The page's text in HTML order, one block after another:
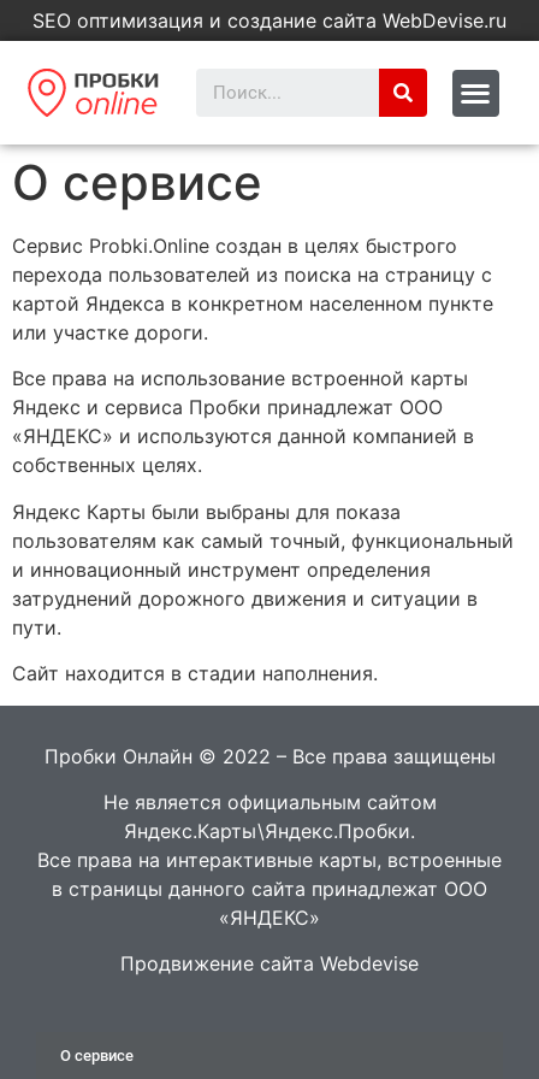
SEO оптимизация и создание сайта WebDevise.ru
О сервисе
Сервис Probki.Online создан в целях быстрого
перехода пользователей из поиска на страницу с
картой Яндекса в конкретном населенном пункте
или участке дороги.
Все права на использование встроенной карты
Яндекс и сервиса Пробки принадлежат ООО
«ЯНДЕКС» и используются данной компанией в
собственных целях.
Яндекс Карты были выбраны для показа
пользователям как самый точный, функциональный
и инновационный инструмент определения
затруднений дорожного движения и ситуации в
пути.
Сайт находится в стадии наполнения.
Пробки Онлайн © 2022 – Все права защищены
Не является официальным сайтом
Яндекс.Карты\Яндекс.Пробки.
Все права на интерактивные карты, встроенные
в страницы данного сайта принадлежат ООО
«ЯНДЕКС»
Продвижение сайта Webdevise
О сервисе